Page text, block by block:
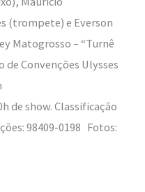
(trompete) e Everson
Matogrosso – “Turnê
de Convenções Ulysses
de show. Classificação
98409-0198 Fotos: